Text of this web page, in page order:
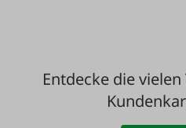
Entdecke die